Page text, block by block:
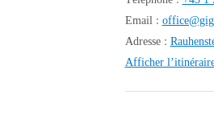
Email :
Adresse :
Afficher